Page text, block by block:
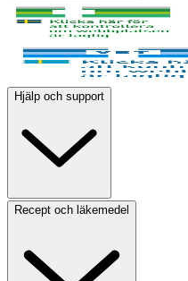
Hjälp och support
Recept och läkemedel